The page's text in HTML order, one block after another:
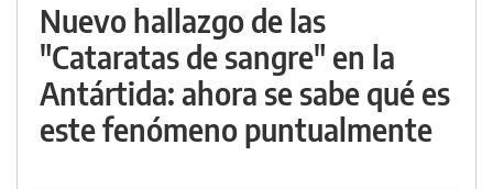
Nuevo hallazgo de las
"Cataratas de sangre" en la
Antártida: ahora se sabe qué es
este fenómeno puntualmente